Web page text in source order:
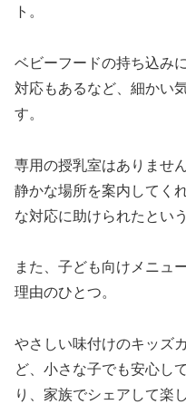
ト。
ベビーフードの持ち込み
対応もあるなど、細かい
す。
専用の授乳室はありませ
静かな場所を案内してく
な対応に助けられたとい
また、子ども向けメニュ
理由のひとつ。
やさしい味付けのキッズ
ど、小さな子でも安心し
り、家族でシェアして楽